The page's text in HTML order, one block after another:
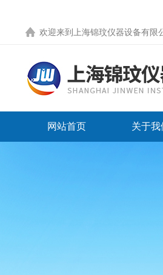
欢迎来到 上海锦玟仪器设备有限
网站首页 关于我